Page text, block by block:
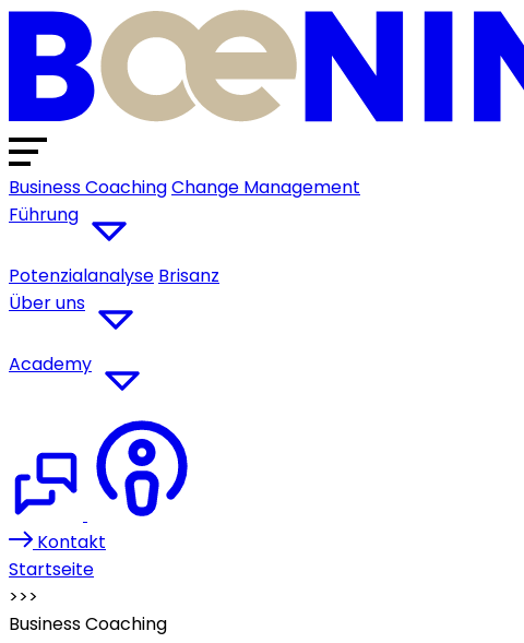
Business CoachingChange Management
Führung
Potenzialanalyse Brisanz
Über uns
Academy
Kontakt
Startseite
>>>
Business Coaching